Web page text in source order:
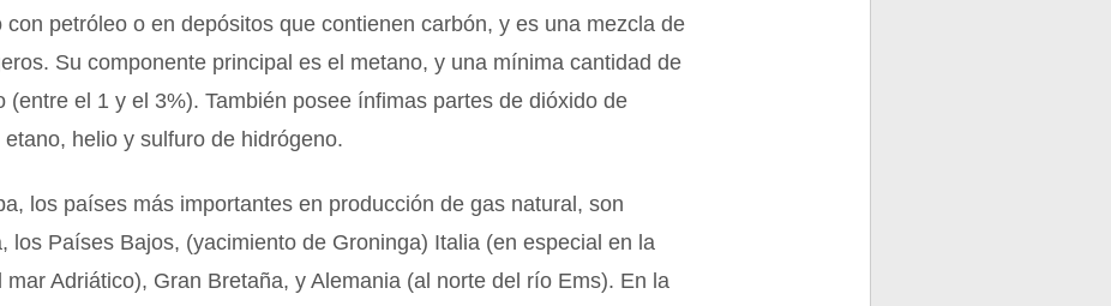
con petróleo o en depósitos que contienen carbón, y es una mezcla de
Su componente principal es el metano, y una mínima cantidad de
(entre el 1 y el 3%). También posee ínfimas partes de dióxido de
etano, helio y sulfuro de hidrógeno.
los países más importantes en producción de gas natural, son
los Países Bajos, (yacimiento de Groninga) Italia (en especial en la
mar Adriático), Gran Bretaña, y Alemania (al norte del río Ems). En la